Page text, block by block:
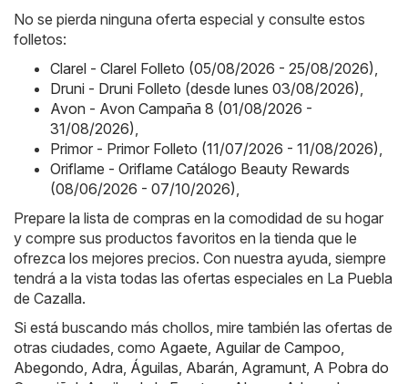
No se pierda ninguna oferta especial y consulte estos
folletos:
Clarel - Clarel Folleto (05/08/2026 - 25/08/2026)
Druni - Druni Folleto (desde lunes 03/08/2026)
Avon - Avon Campaña 8 (01/08/2026 -
31/08/2026)
Primor - Primor Folleto (11/07/2026 - 11/08/2026)
Oriflame - Oriflame Catálogo Beauty Rewards
(08/06/2026 - 07/10/2026)
Prepare la lista de compras en la comodidad de su hogar
y compre sus productos favoritos en la tienda que le
ofrezca los mejores precios. Con nuestra ayuda, siempre
tendrá a la vista todas las ofertas especiales en La Puebla
de Cazalla.
Si está buscando más chollos, mire también las ofertas de
otras ciudades, como Agaete Aguilar de Campoo
Abegondo Adra Águilas Abarán Agramunt A Pobra do